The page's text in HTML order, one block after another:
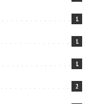
1
1
1
2